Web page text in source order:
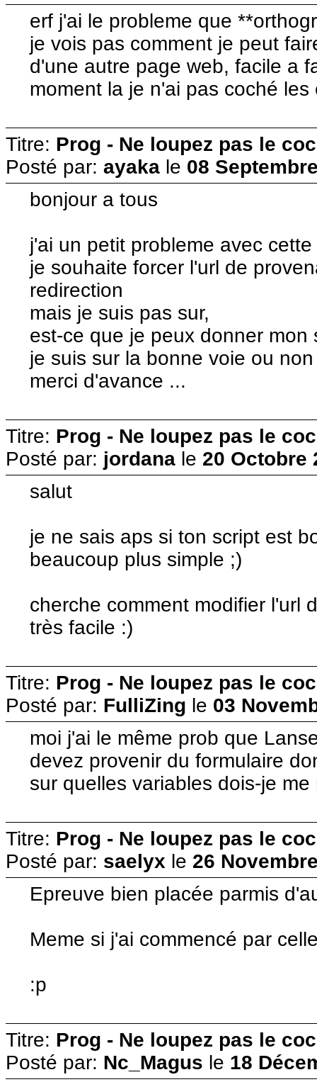
erf j'ai le probleme que
je vois pas comment je peut
d'une autre page web, facile a
moment la je n'ai pas coché les
Titre: Prog - Ne loupez pas le
Posté par: ayaka le 08
bonjour a tous
j'ai un petit probleme avec
je souhaite forcer l'url de
redirection
mais je suis pas sur,
est-ce que je peux donner
je suis sur la bonne voie ou
merci d'avance ...
Titre: Prog - Ne loupez pas le
Posté par: jordana le 20 Octobre
salut
je ne sais aps si ton script est
beaucoup plus simple ;)
cherche comment modifier l'url
très facile :)
Titre: Prog - Ne loupez pas le
Posté par: FulliZing le 03
moi j'ai le même prob que
devez provenir du formulaire
sur quelles variables dois-je
Titre: Prog - Ne loupez pas le
Posté par: saelyx le 26
Epreuve bien placée parmis
Meme si j'ai commencé par
:p
Titre: Prog - Ne loupez pas le
Posté par: Nc_Magus le 18